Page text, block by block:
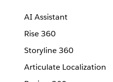
AI Assistant
Rise 360
Storyline 360
Articulate Localization